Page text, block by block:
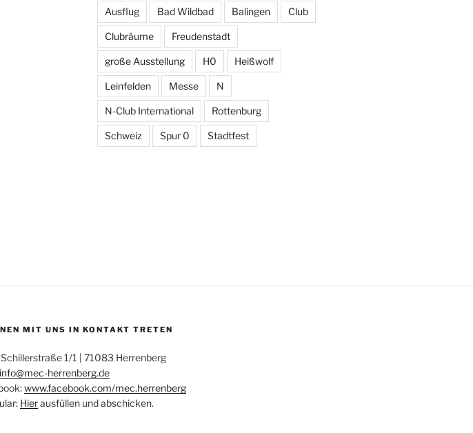
Ausflug Bad Wildbad Balingen Club
Clubräume Freudenstadt
große Ausstellung H0 Heißwolf
Leinfelden Messe N
N-Club International Rottenburg
Schweiz Spur 0 Stadtfest
MIT UNS IN KONTAKT TRETEN
Schillerstraße 1/1 | 71083 Herrenberg
info@mec-herrenberg.de
www.facebook.com/mec.herrenberg
Hierausfüllen und abschicken.